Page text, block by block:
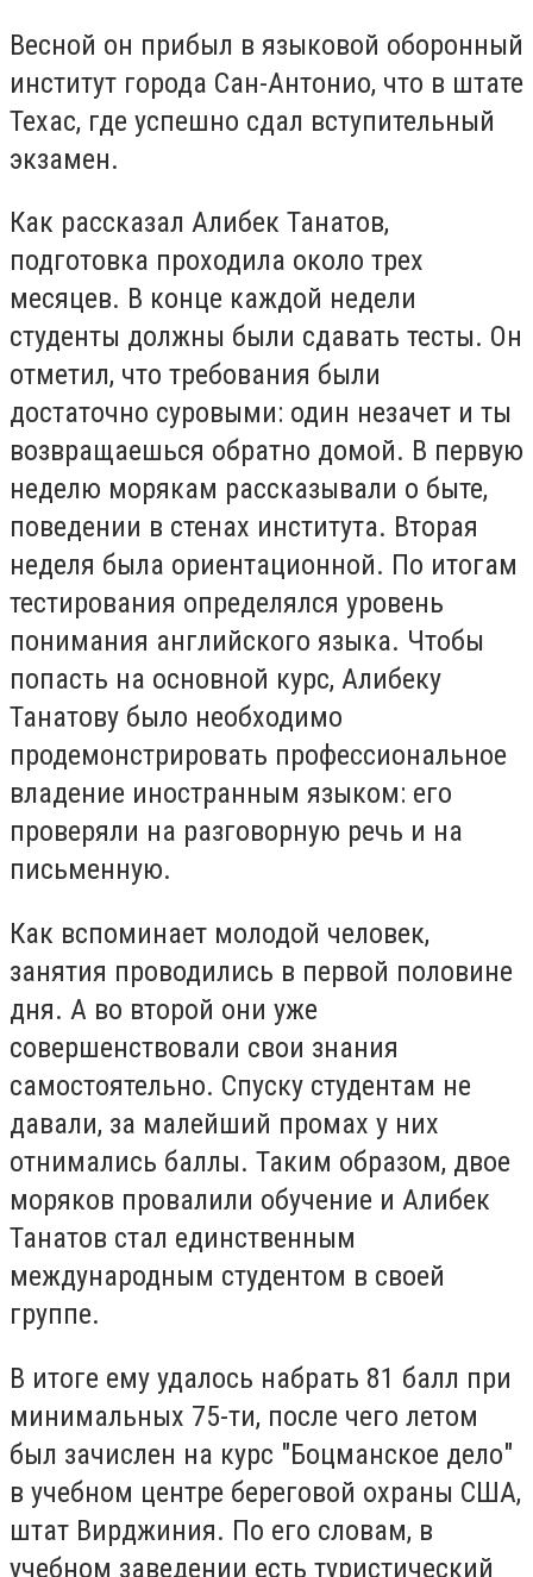
Весной он прибыл в языковой оборонный
институт города Сан-Антонио, что в штате
Техас, где успешно сдал вступительный
экзамен.
Как рассказал Алибек Танатов,
подготовка проходила около трех
месяцев. В конце каждой недели
студенты должны были сдавать тесты. Он
отметил, что требования были
достаточно суровыми: один незачет и ты
возвращаешься обратно домой. В первую
неделю морякам рассказывали о быте,
поведении в стенах института. Вторая
неделя была ориентационной. По итогам
тестирования определялся уровень
понимания английского языка. Чтобы
попасть на основной курс, Алибеку
Танатову было необходимо
продемонстрировать профессиональное
владение иностранным языком: его
проверяли на разговорную речь и на
письменную.
Как вспоминает молодой человек,
занятия проводились в первой половине
дня. А во второй они уже
совершенствовали свои знания
самостоятельно. Спуску студентам не
давали, за малейший промах у них
отнимались баллы. Таким образом, двое
моряков провалили обучение и Алибек
Танатов стал единственным
международным студентом в своей
группе.
В итоге ему удалось набрать 81 балл при
минимальных 75-ти, после чего летом
был зачислен на курс "Боцманское дело"
в учебном центре береговой охраны США,
штат Вирджиния. По его словам, в
учебном заведении есть туристический